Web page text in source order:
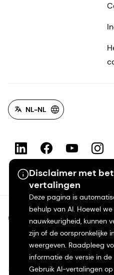
Disclaimer met
vertalingen
Deze pagina is
behulp van AI. Hoewel
nauwkeurigheid, kunnen
zijn of de oorspronkelijke
weergeven. Raadpleeg
informatie de versie in de
Gebruik AI-vertalingen
NL-NL
©2026 dsm-firmenich. Alle
Privacyverklaring
Gebruiksvoorwaarden